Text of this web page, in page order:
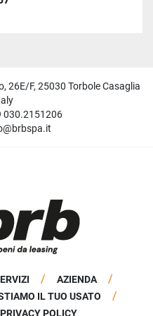
impedire la formazione
inox e vari
26E/F, 25030 Torbole Casaglia
030.2151206
AZIENDA
IL TUO USATO
PRIVACY POLICY